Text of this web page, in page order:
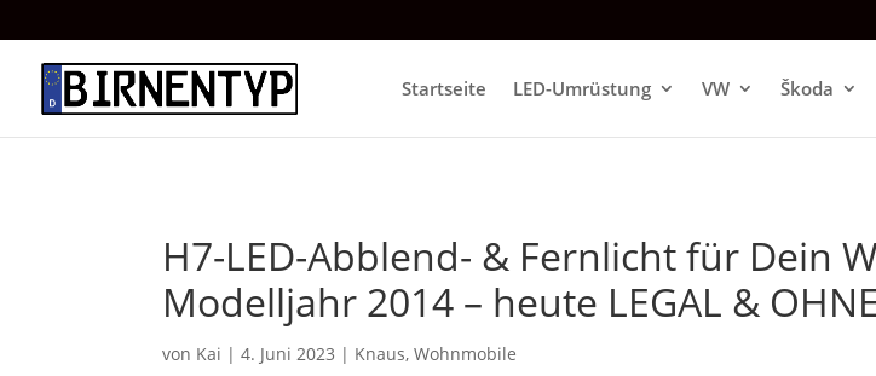
Startseite LED-Umrüstung VW Škoda
H7-LED-Abblend- & Fernlicht für Dein
Modelljahr 2014 – heute LEGAL &
von Kai |4. Juni 2023 | Knaus,Wohnmobile